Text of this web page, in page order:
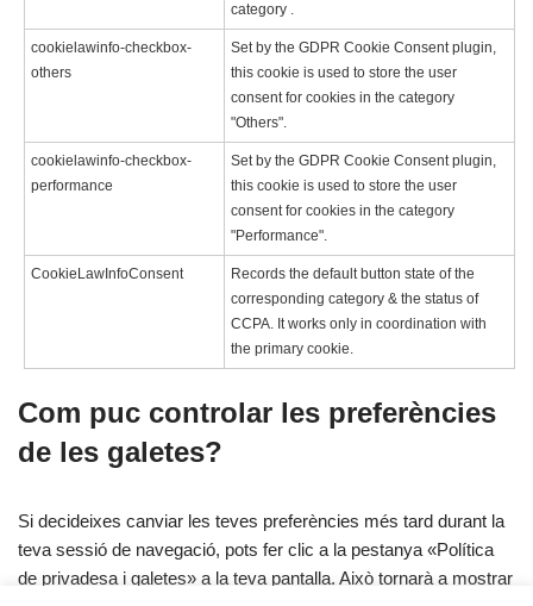
category .
cookielawinfo-checkbox-
others
Set by the GDPR Cookie Consent plugin,
this cookie is used to store the user
consent for cookies in the category
"Others".
cookielawinfo-checkbox-
performance
Set by the GDPR Cookie Consent plugin,
this cookie is used to store the user
consent for cookies in the category
"Performance".
CookieLawInfoConsent
Records the default button state of the
corresponding category & the status of
CCPA. It works only in coordination with
the primary cookie.
Com puc controlar les preferències
de les galetes?
Si decideixes canviar les teves preferències més tard durant la
teva sessió de navegació, pots fer clic a la pestanya «Política
de privadesa i galetes» a la teva pantalla. Això tornarà a mostrar